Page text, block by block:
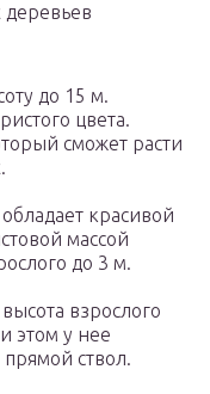
до 15 м.
цвета.
сможет расти
красивой
массой
до 3 м.
взрослого
этом у нее
ствол.